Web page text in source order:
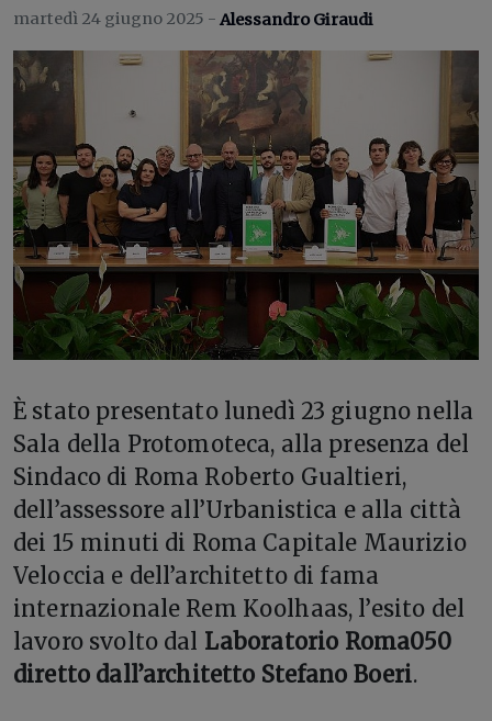
martedì 24 giugno 2025 - Alessandro Giraudi
È stato presentato lunedì 23 giugno nella
Sala della Protomoteca, alla presenza del
Sindaco di Roma Roberto Gualtieri,
dell’assessore all’Urbanistica e alla città
dei 15 minuti di Roma Capitale Maurizio
Veloccia e dell’architetto di fama
internazionale Rem Koolhaas, l’esito del
lavoro svolto dal Laboratorio Roma050
diretto dall’architetto Stefano Boeri.